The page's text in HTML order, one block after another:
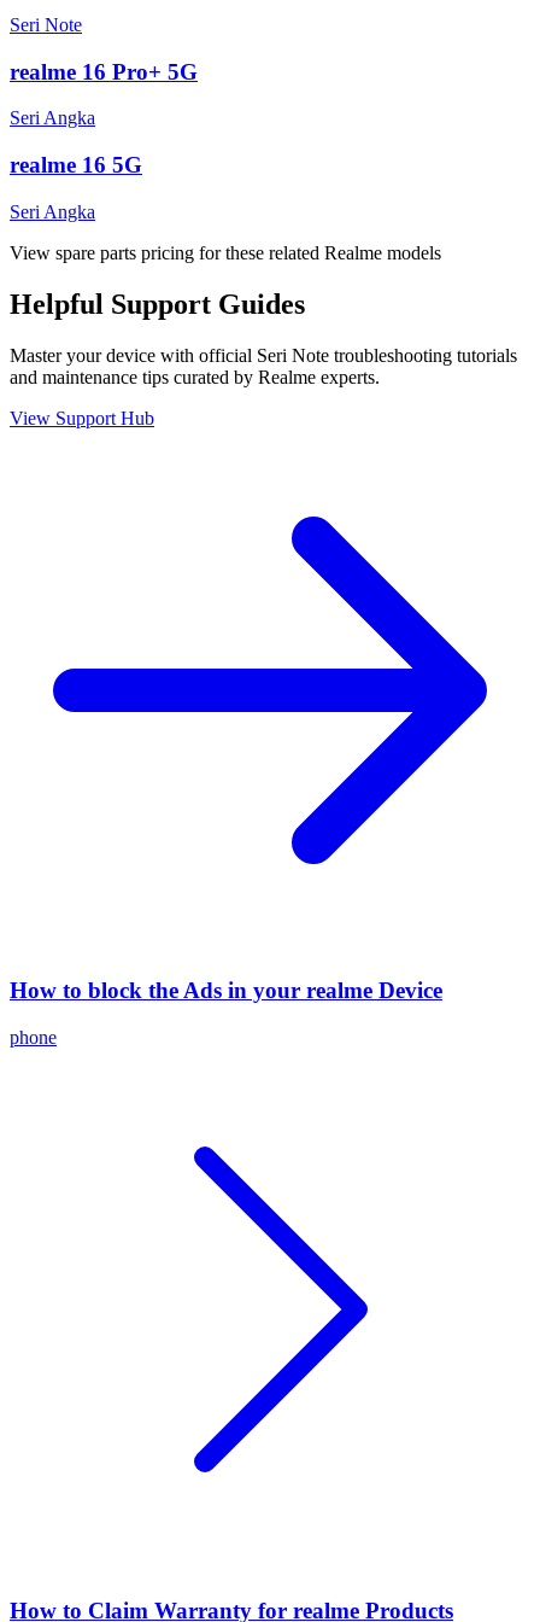
Seri Note
realme 16 Pro+ 5G
Seri Angka
realme 16 5G
Seri Angka
View spare parts pricing for these related Realme models
Helpful Support Guides
Master your device with official Seri Note troubleshooting tutorials
and maintenance tips curated by Realme experts.
View Support Hub
How to block the Ads in your realme Device
phone
How to Claim Warranty for realme Products